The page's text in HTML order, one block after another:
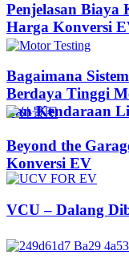
Penjelasan
Harga Konversi
Bagaimana
Berdaya Tinggi
dan Kendaraan
Beyond the
Konversi EV
VCU – Dalang